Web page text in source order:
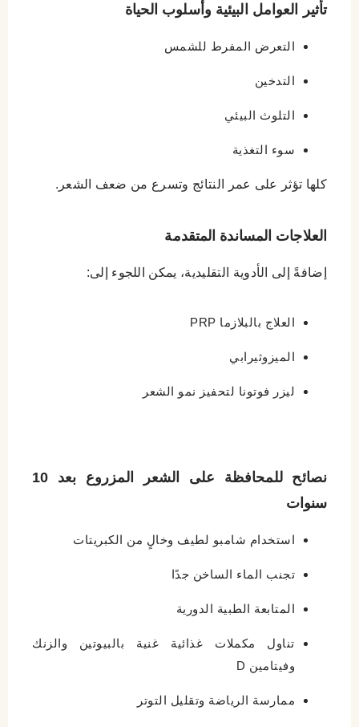
تأثير العوامل البيئية وأسلوب الحياة
التعرض المفرط للشمس
التدخين
التلوث البيئي
سوء التغذية
كلها تؤثر على عمر النتائج وتسرع من ضعف الشعر.
العلاجات المساندة المتقدمة
إضافةً إلى الأدوية التقليدية، يمكن اللجوء إلى:
العلاج بالبلازما PRP
الميزوثيرابي
ليزر فوتونا لتحفيز نمو الشعر
نصائح للمحافظة على الشعر المزروع بعد 10
سنوات
استخدام شامبو لطيف وخالٍ من الكبريتات
تجنب الماء الساخن جدًا
المتابعة الطبية الدورية
تناول مكملات غذائية غنية بالبيوتين والزنك
وفيتامين D
ممارسة الرياضة وتقليل التوتر